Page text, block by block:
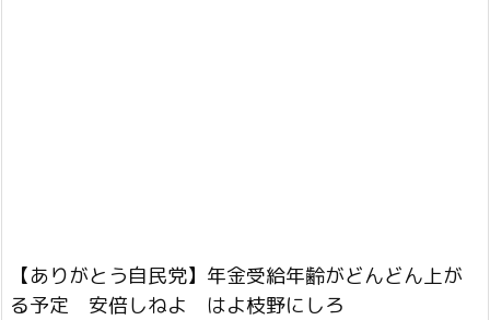
【ありがとう自民党】年金受給年齢がどんどん上が
る予定 安倍しねよ はよ枝野にしろ